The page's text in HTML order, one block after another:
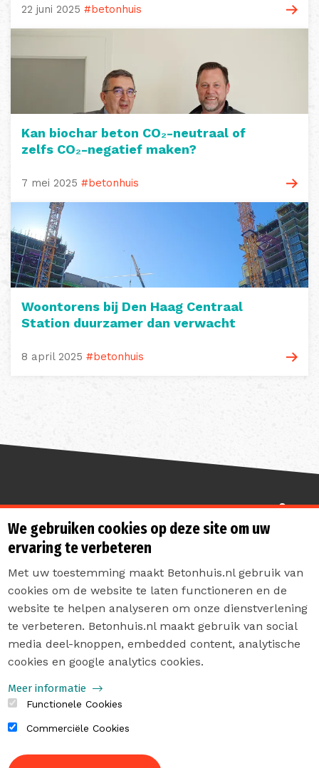
22 juni 2025 #betonhuis
Kan biochar beton CO₂-neutraal of
zelfs CO₂-negatief maken?
7 mei 2025 #betonhuis
Woontorens bij Den Haag Centraal
Station duurzamer dan verwacht
8 april 2025 #betonhuis
Sterk de toekomst in
Contact
Privacyverklaring
Sitemap
We gebruiken cookies op deze site om uw
ervaring te verbeteren
Met uw toestemming maakt Betonhuis.nl gebruik van
cookies om de website te laten functioneren en de
website te helpen analyseren om onze dienstverlening
te verbeteren. Betonhuis.nl maakt gebruik van social
media deel-knoppen, embedded content, analytische
cookies en google analytics cookies.
Meer informatie
Functionele Cookies
Commerciële Cookies